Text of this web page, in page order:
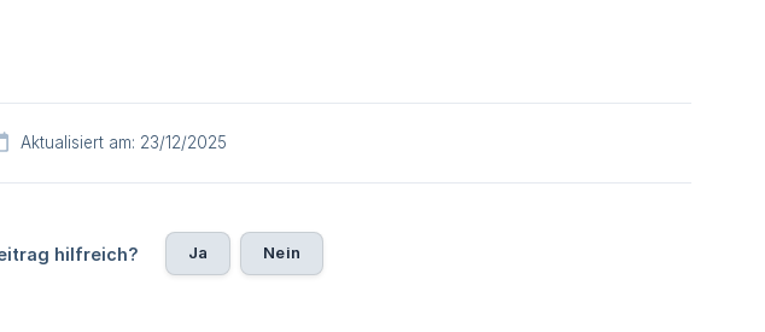
Aktualisiert am: 23/12/2025
hilfreich? Ja Nein